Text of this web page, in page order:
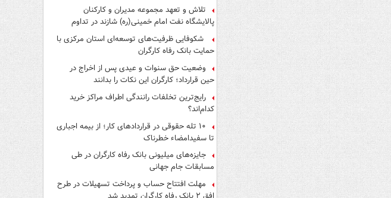
تلاش و تعهد مجموعه مدیران و کارکنان
پالایشگاه نفت امام خمینی(ره) شازند در تداوم
تولید در ایام جنگ رمضان، شایسته قدردانی است
شکوفایی ظرفیت‌های توسعه‌ای استان مرکزی با
حمایت بانک رفاه کارگران
وضعیت حق سنوات و عیدی پس از اخراج در
حین قرارداد؛ کارگران این نکات را بدانند
رایج‌ترین تخلفات رانندگی اطراف مراکز خرید
کدام‌اند؟
۱۰ تله حقوقی در قراردادهای کار؛ از بیمه اجباری
تا سفیدامضاء خطرناک
جایزه‌های میلیونی بانک رفاه کارگران در طی
مسابقات جام جهانی
مهلت افتتاح حساب و پرداخت تسهیلات در طرح